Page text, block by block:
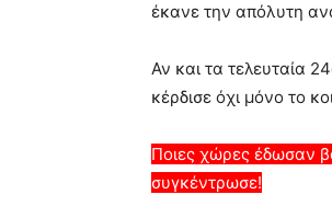
έκανε την απόλυτη
Αν και τα τελευταία
κέρδισε όχι μόνο το
Ποιες χώρες έδωσαν
συγκέντρωσε!